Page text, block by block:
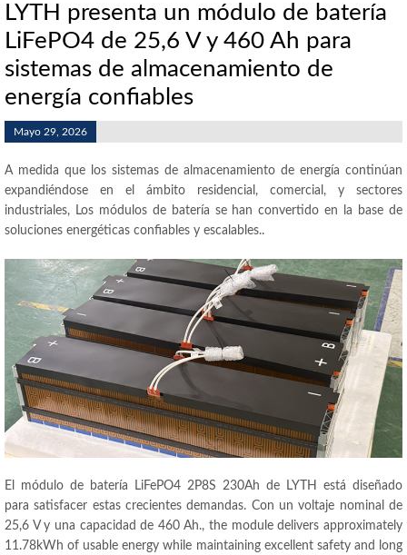
LYTH presenta un módulo de batería
LiFePO4 de 25,6 V y 460 Ah para
sistemas de almacenamiento de
energía confiables
Mayo 29, 2026
A medida que los sistemas de almacenamiento de energía continúan
expandiéndose en el ámbito residencial, comercial, y sectores
industriales, Los módulos de batería se han convertido en la base de
soluciones energéticas confiables y escalables..
El módulo de batería LiFePO4 2P8S 230Ah de LYTH está diseñado
para satisfacer estas crecientes demandas. Con un voltaje nominal de
25,6 V y una capacidad de 460 Ah.,the module delivers approximately
11.78kWh of usable energy while maintaining excellent safety and long